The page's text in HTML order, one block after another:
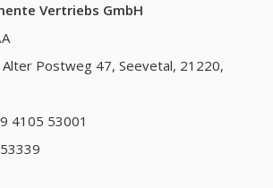
Vertriebs GmbH
Alter Postweg 47, Seevetal, 21220,
4105 53001